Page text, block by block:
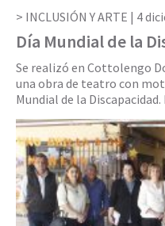
INCLUSIÓN Y ARTE | 4
Día Mundial de la
Se realizó en Cottolengo
una obra de teatro con
Mundial de la